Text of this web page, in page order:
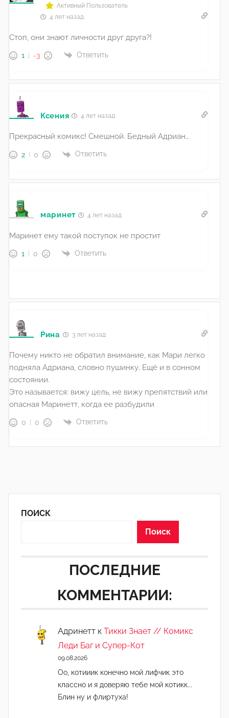
Активный Пользователь
4 лет назад
Стоп, они знают личности друг друга?!
1 -3 Ответить
Ксения 4 лет назад
Прекрасный комикс! Смешной. Бедный Адриан…
2 0 Ответить
маринет 4 лет назад
Маринет ему такой поступок не простит
1 0 Ответить
Рина 3 лет назад
Почему никто не обратил внимание, как Мари легко
подняла Адриана, словно пушинку. Ещё и в сонном
состоянии.
Это называется: вижу цель, не вижу препятствий или
опасная Маринетт, когда ее разбудили
0 0 Ответить
ПОИСК
Поиск
ПОСЛЕДНИЕ
КОММЕНТАРИИ:
Адринетт к Тикки Знает // Комикс
Леди Баг и Супер-Кот
09.08.2026
Оо, котииик конечно мой лифчик это
классно и я доверяю тебе мой котикк...
Блин ну и флиртуха!